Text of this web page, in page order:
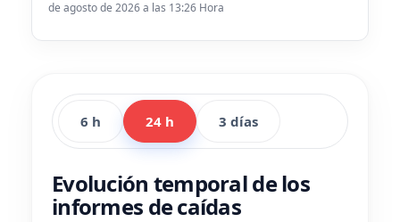
de agosto de 2026 a las 13:26 Hora
6 h 24 h 3 días
Evolución temporal de los
informes de caídas